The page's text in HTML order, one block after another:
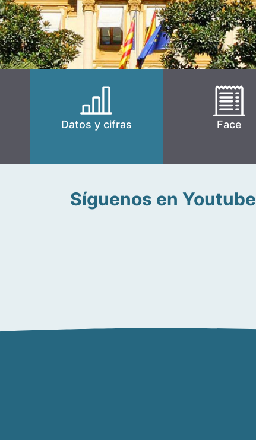
Datos y cifras Face
Síguenos en Youtube